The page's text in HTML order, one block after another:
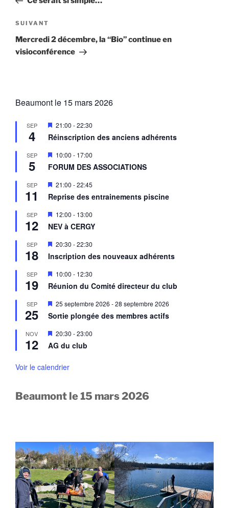
l’article
Article
suivant
SUIVANT
Mercredi 2 décembre, la “Bio” continue en
visioconférence
Beaumont le 15 mars 2026
SEP
4
M
i
s
n
a
a
n
t
21:00 -22:30
Réinscription des anciens adhérents
SEP
5
M
i
s
n
a
v
a
n
t
10:00 - 17:00
FORUM DES ASSOCIATIONS
SEP
11
M
s
n
a
a
n
t
21:00 -22:45
Reprise des entrainements piscine
SEP
12
M
i
s
n
a
a
n
t
12:00 - 13:00
NEV à CERGY
SEP
18
M
s
n
a
a
n
t
20:30 -22:30
Inscription des nouveaux adhérents
SEP
19
M
i
s
n
a
a
n
t
10:00 - 12:30
Réunion du Comité directeur du club
SEP
25
M
s
n
a
n
25 septembre 2026 -28 septembre 2026
Sortie plongée des membres actifs
NOV
12
M
i
s
n
n
20:30 -23:00
AG du club
Voir le calendrier
Beaumont le 15 mars 2026